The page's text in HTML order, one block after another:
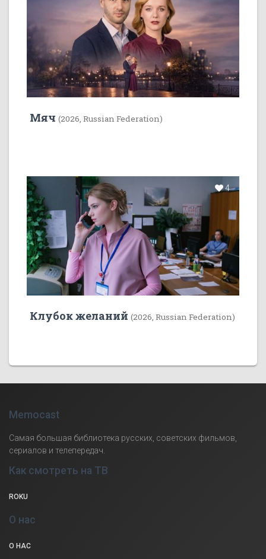
Мяч (2026, Russian Federation)
4
Клубок желаний (2026, Russian Federation)
Memocast
Самая большая библиотека русских, советских фильмов,
сериалов и телепередач.
Как смотреть на ТВ
ROKU
О нас
О НАС